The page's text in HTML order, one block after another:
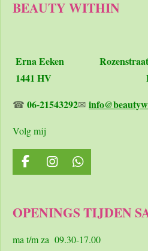
BEAUTY WITHIN
Erna Eeken
1441 HV
☎ 06-21543292✉
Volg mij
F
a
b
o
I
n
a
r
W
h
s
p
OPENINGS TIJDEN
ma t/m za 09.30-17.00